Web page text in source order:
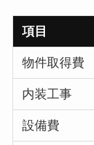
項目
物件取得費
内装工事
設備費